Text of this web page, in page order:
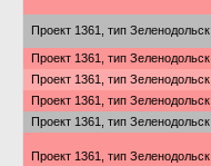
Проект 1361, тип Зеленодольск
Проект 1361, тип Зеленодольск
Проект 1361, тип Зеленодольск
Проект 1361, тип Зеленодольск
Проект 1361, тип Зеленодольск
Проект 1361, тип Зеленодольск